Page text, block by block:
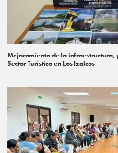
Mejoramiento de la infraestructura,
Sector Turístico en Los Izalcos